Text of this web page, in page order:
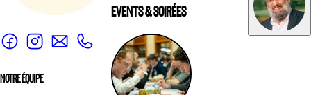
NOTRE ÉQUIPE
EVENTS & SOIRÉES